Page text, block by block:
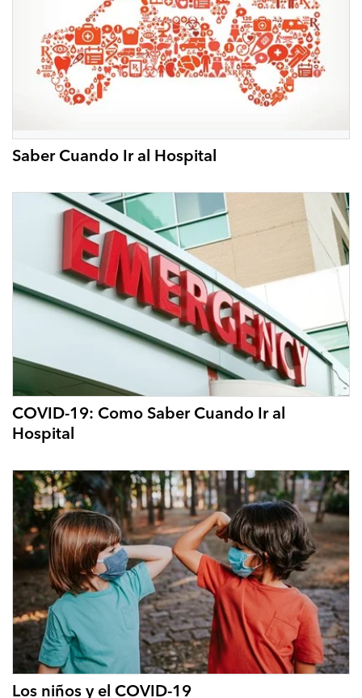
Saber Cuando Ir al Hospital
COVID-19: Como Saber Cuando Ir al
Hospital
Los niños y el COVID-19